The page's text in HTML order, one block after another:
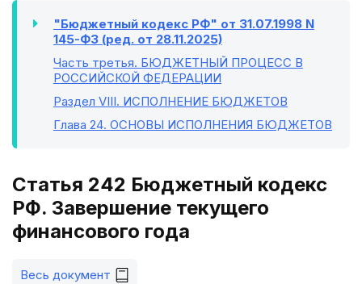
"Бюджетный кодекс РФ" от 31.07.1998 N
145-ФЗ (ред. от 28.11.2025)
Часть третья. БЮДЖЕТНЫЙ ПРОЦЕСС В
РОССИЙСКОЙ ФЕДЕРАЦИИ
Раздел VIII. ИСПОЛНЕНИЕ БЮДЖЕТОВ
Глава 24. ОСНОВЫ ИСПОЛНЕНИЯ БЮДЖЕТОВ
Статья 242 Бюджетный кодекс
РФ. Завершение текущего
финансового года
Весь документ